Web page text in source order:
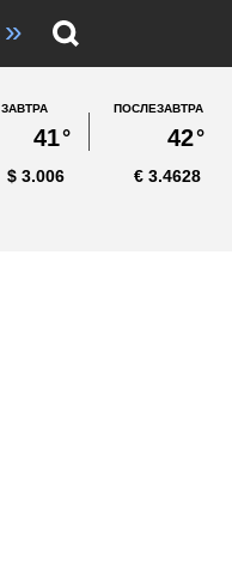
»
ЗАВТРА
41°
ПОСЛЕЗАВТРА
42°
3.006
$ 3.4628
€